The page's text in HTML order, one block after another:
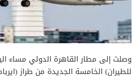
وصلت إلى مطار القاهرة الدولي مساء